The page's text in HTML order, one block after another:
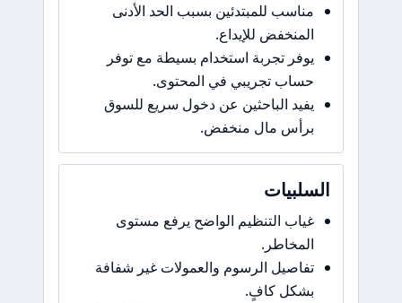
للمبتدئين بسبب الحد الأدنى
للإيداع.
تجربة استخدام بسيطة مع توفر
تجريبي في المحتوى.
الباحثين عن دخول سريع للسوق
مال منخفض.
التنظيم الواضح يرفع مستوى
الرسوم والعمولات غير شفافة